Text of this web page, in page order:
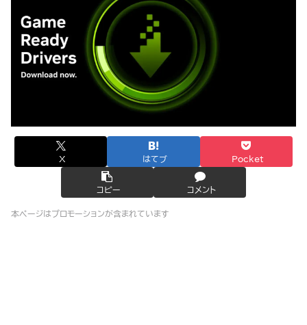
X はてブ Pocket
コピー コメント
本ページはプロモーションが含まれています